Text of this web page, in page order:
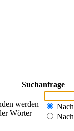
Suchanfrage
werden
Wörter